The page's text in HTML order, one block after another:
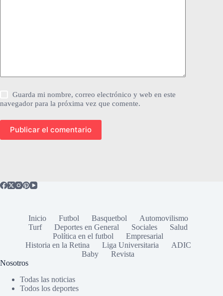
Guarda mi nombre, correo electrónico y web en este
navegador para la próxima vez que comente.
Publicar el comentario
Inicio Futbol Basquetbol
Automovilismo
Turf
Deportes en General Sociales
Salud
Política en el futbol
Empresarial
Historia en la Retina
Liga Universitaria
ADIC
Baby
Revista
Nosotros
Todas las noticias
Todos los deportes